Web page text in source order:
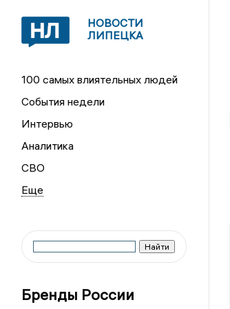
НОВОСТИ
ЛИПЕЦКА
100 самых влиятельных людей
События недели
Интервью
Аналитика
СВО
Бренды России